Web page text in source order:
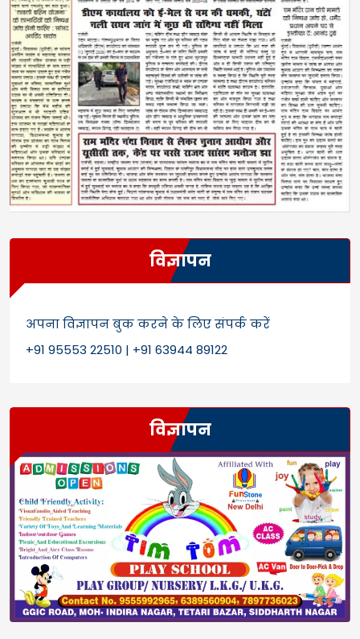
विज्ञापन
अपना विज्ञापन बुक करने के लिए संपर्क करें
+91 95553 22510 | +91 63944 89122
विज्ञापन